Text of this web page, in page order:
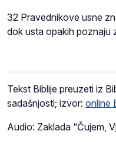
32 Pravednikove usne
dok usta opakih poznaju
Tekst Biblije preuzeti iz
sadašnjosti; izvor: online
Audio: Zaklada “Čujem,